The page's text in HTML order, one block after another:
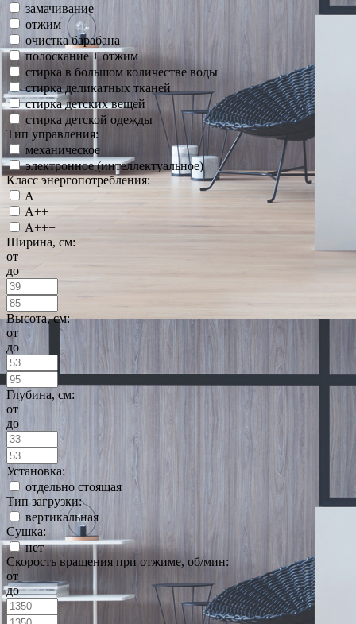
замачивание
отжим
очистка барабана
полоскание + отжим
стирка в большом количестве воды
стирка деликатных тканей
стирка детских вещей
стирка детской одежды
Тип управления:
механическое
электронное (интеллектуальное)
Класс энергопотребления:
A
A++
A+++
Ширина, см:
от
до
Высота, см:
от
до
Глубина, см:
от
до
Установка:
отдельно стоящая
Тип загрузки:
вертикальная
Сушка:
нет
Скорость вращения при отжиме, об/мин:
от
до